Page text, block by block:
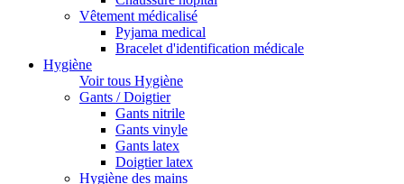
Vêtement médicalisé
Pyjama medical
Bracelet d'identification médicale
Hygiène
Voir tous Hygiène
Gants / Doigtier
Gants nitrile
Gants vinyle
Gants latex
Doigtier latex
Hygiène des mains